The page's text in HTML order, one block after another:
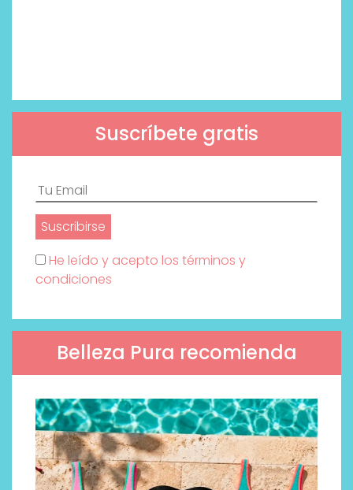
Suscríbete gratis
He leído y acepto los términos y
condiciones
Belleza Pura recomienda